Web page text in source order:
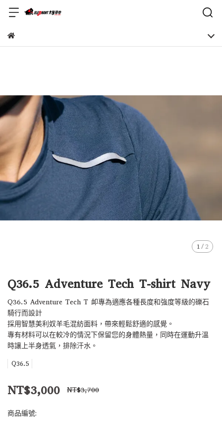
1/2
Q36.5 Adventure Tech T-shirt Navy
Q36.5 Adventure Tech T 卹專為適應各種長度和強度等級的礫石
騎行而設計
採用智慧美利奴羊毛混紡面料，帶來輕鬆舒適的感覺。
專有材料可以在較冷的情況下保留您的身體熱量，同時在運動升溫
時讓上半身透氣，排除汗水。
Q36.5
NT$3,000 NT$3,700
商品編號: